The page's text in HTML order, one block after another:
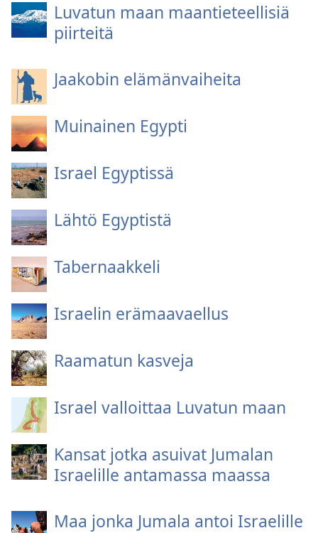
Luvatun maan maantieteellisiä
piirteitä
Jaakobin elämänvaiheita
Muinainen Egypti
Israel Egyptissä
Lähtö Egyptistä
Tabernaakkeli
Israelin erämaavaellus
Raamatun kasveja
Israel valloittaa Luvatun maan
Kansat jotka asuivat Jumalan
Israelille antamassa maassa
Maa jonka Jumala antoi Israelille